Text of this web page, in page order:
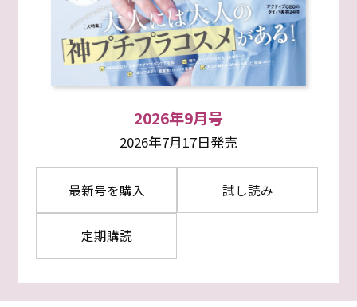
2026年9月号
2026年7月17日発売
最新号を購入 試し読み
定期購読